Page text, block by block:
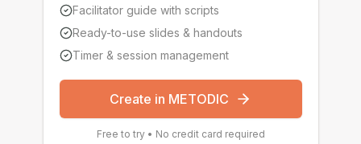
Facilitator guide with scripts
Ready-to-use slides & handouts
Timer & session management
Create in METODIC
Free to try • No credit card required